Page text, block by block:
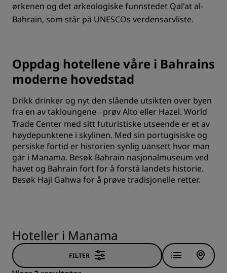
ørkenen og det arkeologiske funnstedet Qal'at al-
Bahrain, som står på UNESCOs verdensarvliste.
Oppdag hotellene våre i Bahrains
moderne hovedstad
Drikk drinker og nyt den slående utsikten over byen
fra en av takloungene—prøv Alto eller Hazel. World
Trade Center med sitt futuristiske utseende er et av
høydepunktene i skylinen. Med sin portugisiske og
persiske fortid er historien synlig uansett hvor man
går i Manama. Besøk Bahrain nasjonalmuseum ved
havet og Bahrain fort for å forstå landets historie.
Besøk Haji Gahwa for å prøve tradisjonelle retter.
Hoteller i Manama
FILTER